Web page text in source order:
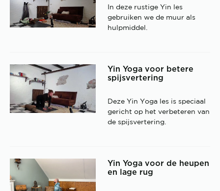
In deze rustige Yin les
gebruiken we de muur als
hulpmiddel.
Yin Yoga voor betere
spijsvertering
Deze Yin Yoga les is speciaal
gericht op het verbeteren van
de spijsvertering.
Yin Yoga voor de heupen
en lage rug